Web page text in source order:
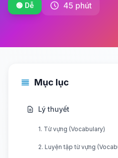
🟢 Dễ 45 phút
Mục lục
Lý thuyết
1. Từ vựng (Vocabulary)
2. Luyện tập từ vựng